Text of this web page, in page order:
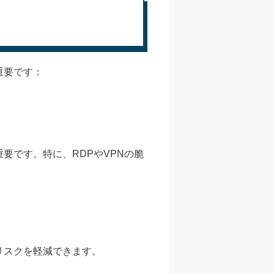
です：
です。特に、RDPやVPNの脆
クを軽減できます。